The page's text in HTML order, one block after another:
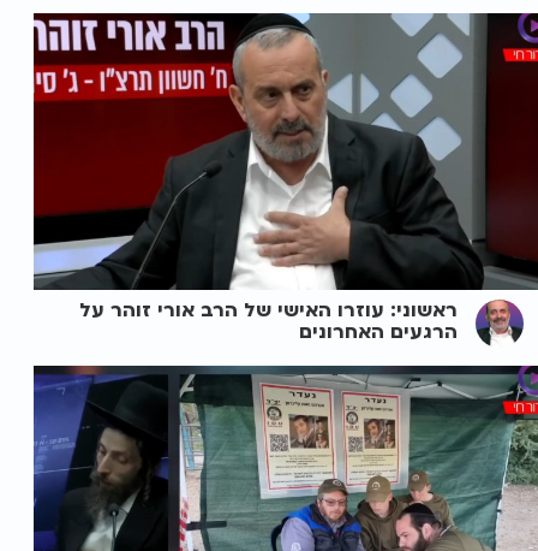
ראשוני: עוזרו האישי של הרב אורי זוהר על
הרגעים האחרונים